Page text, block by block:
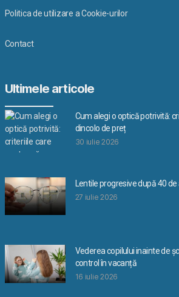
Politica de utilizare a Cookie-urilor
Contact
Ultimele articole
Cum alegi o optică potrivită:
dincolo de preț
30 iulie 2026
Lentile progresive după 40
27 iulie 2026
Vederea copilului inainte de
control în vacanță
16 iulie 2026